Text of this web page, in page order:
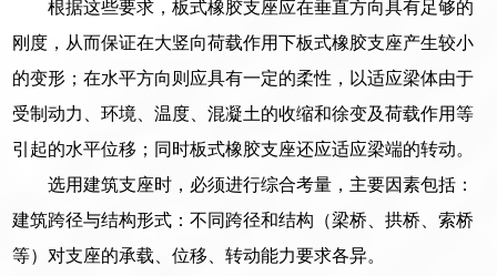
根据这些要求，板式橡胶支座应在垂直方向具有足够的
刚度，从而保证在大竖向荷载作用下板式橡胶支座产生较小
的变形；在水平方向则应具有一定的柔性，以适应梁体由于
受制动力、环境、温度、混凝土的收缩和徐变及荷载作用等
引起的水平位移；同时板式橡胶支座还应适应梁端的转动。
选用建筑支座时，必须进行综合考量，主要因素包括：
建筑跨径与结构形式：不同跨径和结构（梁桥、拱桥、索桥
等）对支座的承载、位移、转动能力要求各异。